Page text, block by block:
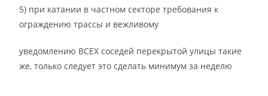
5) при катании в частном секторе требования к
ограждению трассы и вежливому
уведомлению ВСЕХ соседей перекрытой улицы такие
же, только следует это сделать минимум за неделю